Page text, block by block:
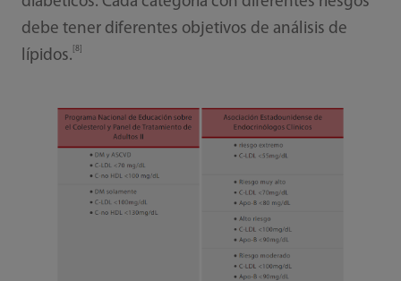
debe tener diferentes objetivos de análisis de
lípidos. [8]